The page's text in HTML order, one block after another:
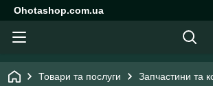
Ohotashop.com.ua
Товари та послуги Запчастини та